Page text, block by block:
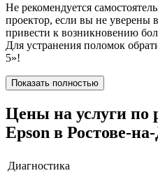
Не рекомендуется
проектор, если вы не уверены
привести к возникновению
Для устранения поломок
5»!
Показать полностью
Цены на услуги по
Epson в Ростове-
Диагностика